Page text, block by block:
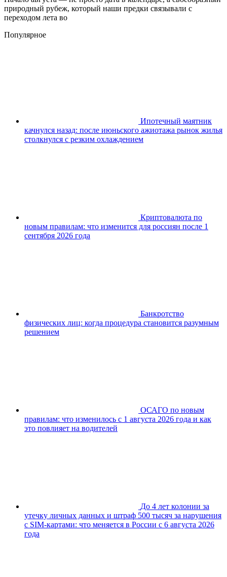
природный рубеж, который наши предки связывали с
переходом лета во
Популярное
Ипотечный маятник
качнулся назад: после июньского ажиотажа рынок жилья
столкнулся с резким охлаждением
Криптовалюта по
новым правилам: что изменится для россиян после 1
сентября 2026 года
Банкротство
физических лиц: когда процедура становится разумным
решением
ОСАГО по новым
правилам: что изменилось с 1 августа 2026 года и как
это повлияет на водителей
До 4 лет колонии за
утечку личных данных и штраф 500 тысяч за нарушения
с SIM-картами: что меняется в России с 6 августа 2026
года